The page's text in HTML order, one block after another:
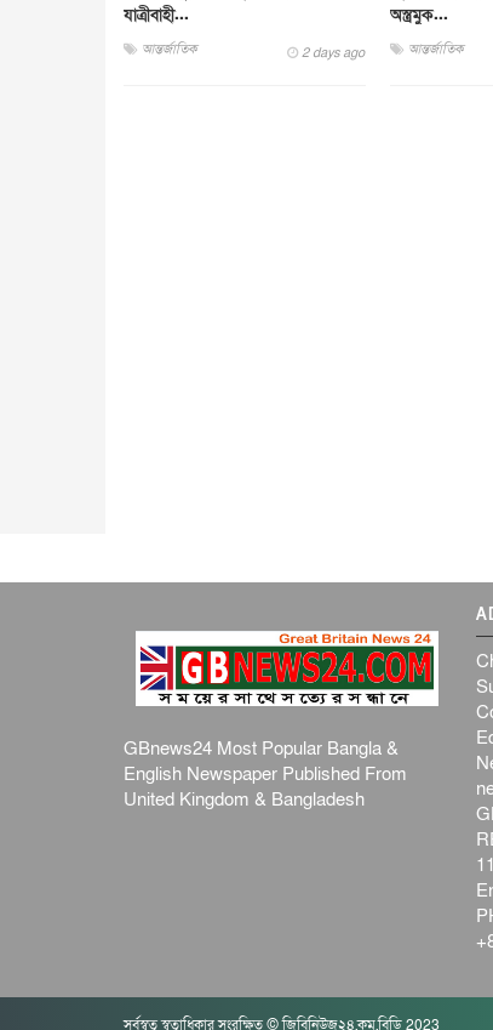
যাত্রীবাহী...
আন্তর্জাতিক 2 days ago
অস্ত্রমুক...
আন্তর্জাতিক
GBnews24 Most Popular Bangla &
English Newspaper Published From
United Kingdom & Bangladesh
সর্বস্বত্ব স্বত্বাধিকার সংরক্ষিত © জিবিনিউজ২৪.কম.বিডি 2023